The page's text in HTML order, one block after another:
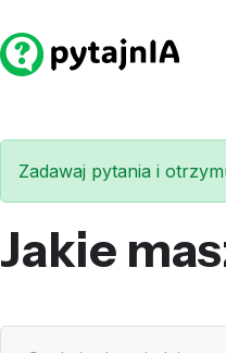
Zadawaj pytania i
Jakie